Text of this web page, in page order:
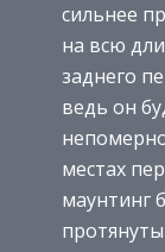
сильнее
на всю
заднего
ведь он
местах
маунтинг